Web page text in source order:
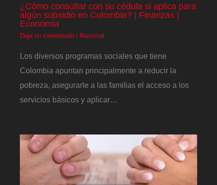
¿Cómo consultar con su cédula si aplica para
algún subsidio en Colombia? | Finanzas |
Economía
Deja un comentario / Nacional
Los diversos programas sociales que tiene
Colombia apuntan principalmente a reducir la
pobreza, asegurarle a las familias el acceso a los
servicios básicos y aplicar…